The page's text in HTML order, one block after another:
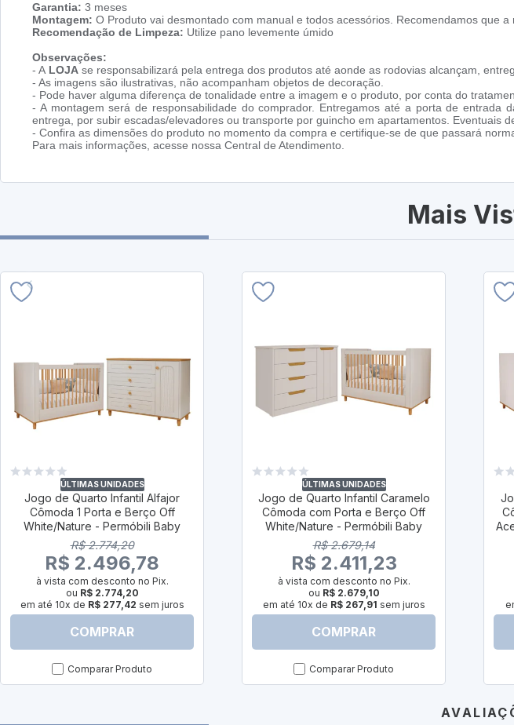
Garantia: 3 meses
Montagem: O Produto vai desmontado com manual e todos acessórios. Recomendamos que
Recomendação de Limpeza: Utilize pano levemente úmido
Observações:
- A LOJA se responsabilizará pela entrega dos produtos até aonde as rodovias alcançam,
- As imagens são ilustrativas, não acompanham objetos de decoração.
- Pode haver alguma diferença de tonalidade entre a imagem e o produto, por conta do
- A montagem será de responsabilidade do comprador. Entregamos até a porta de
entrega, por subir escadas/elevadores ou transporte por guincho em apartamentos. Eventuais
- Confira as dimensões do produto no momento da compra e certifique-se de que passará
Para mais informações, acesse nossa Central de Atendimento.
Mais
ÚLTIMAS UNIDADES
Jogo de Quarto Infantil Alfajor
Cômoda 1 Porta e Berço Off
White/Nature - Permóbili Baby
R$ 2.774,20
R$ 2.496,78
à vista com desconto no Pix.
ou R$ 2.774,20
em até 10x de R$ 277,42 sem juros
COMPRAR
Comparar Produto
ÚLTIMAS UNIDADES
Jogo de Quarto Infantil Caramelo
Cômoda com Porta e Berço Off
White/Nature - Permóbili Baby
R$ 2.679,14
R$ 2.411,23
à vista com desconto no Pix.
ou R$ 2.679,10
em até 10x de R$ 267,91 sem juros
COMPRAR
Comparar Produto